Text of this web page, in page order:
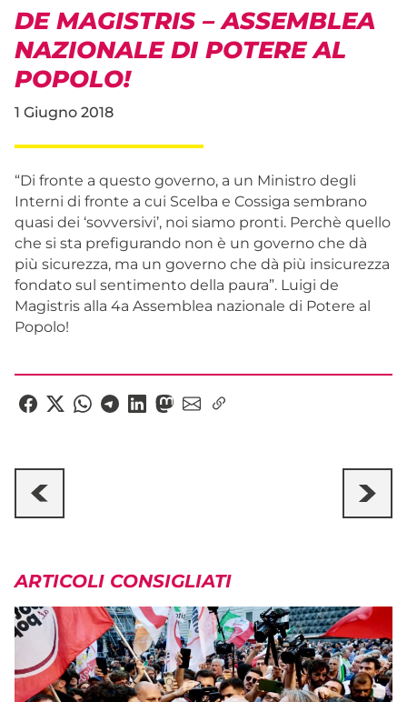
DE MAGISTRIS – ASSEMBLEA
NAZIONALE DI POTERE AL
POPOLO!
1 Giugno 2018
“Di fronte a questo governo, a un Ministro degli
Interni di fronte a cui Scelba e Cossiga sembrano
quasi dei ‘sovversivi’, noi siamo pronti. Perchè quello
che si sta prefigurando non è un governo che dà
più sicurezza, ma un governo che dà più insicurezza
fondato sul sentimento della paura”. Luigi de
Magistris alla 4a Assemblea nazionale di Potere al
Popolo!
ARTICOLI CONSIGLIATI